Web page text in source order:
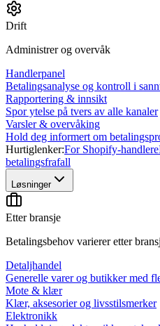
Drift
Administrer og overvåk
Handlerpanel
Betalingsanalyse og kontroll i
Rapportering & innsikt
Spor ytelse på tvers av alle kanaler
Varsler & overvåking
Hold deg informert om
Hurtiglenker:For Shopify-handlere
betalingsfrafall
Løsninger
Etter bransje
Betalingsbehov varierer etter
Detaljhandel
Generelle varer og butikker med
Mote & klær
Klær, aksesorier og livsstilsmerker
Elektronikk